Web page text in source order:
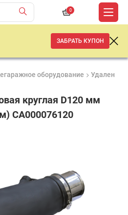
0
ЗАБРАТЬ КУПОН
оборудование Удаление
круглая D120 мм
CA000076120